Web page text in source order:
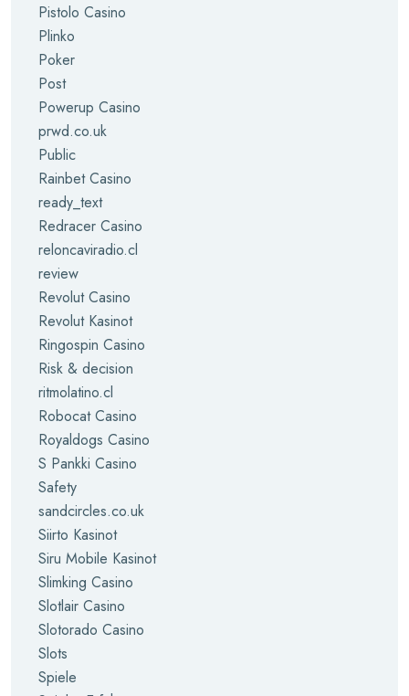
Pistolo Casino
Plinko
Poker
Post
Powerup Casino
prwd.co.uk
Public
Rainbet Casino
ready_text
Redracer Casino
reloncaviradio.cl
review
Revolut Casino
Revolut Kasinot
Ringospin Casino
Risk & decision
ritmolatino.cl
Robocat Casino
Royaldogs Casino
S Pankki Casino
Safety
sandcircles.co.uk
Siirto Kasinot
Siru Mobile Kasinot
Slimking Casino
Slotlair Casino
Slotorado Casino
Slots
Spiele